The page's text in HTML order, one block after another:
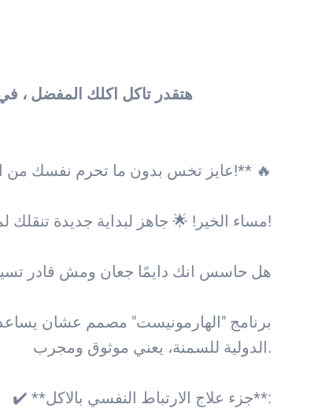
هتقدر تاكل اكلك المفضل ،
🔥 **عايز تخس بدون ما تحرم نفسك من الأكل اللي بتحبه؟ اكتشف السر دلوقتي!** 🔥
مساء الخير! 🌟 جاهز لبداية جديدة تنقلك لمستوى تاني من الصحة؟ دلوقتي مع برنامج "الهارمونيست"، هتحقق كل ده بكل سهولة وبدون تعب!
هل حاسس انك دايمًا جعان ومش قادر
برنامج "الهارمونيست" مصمم عشان
الدولية للسمنة، يعني موثوق ومجرب.
✔️ **جزء علاج الارتباط النفسي بالاكل**: